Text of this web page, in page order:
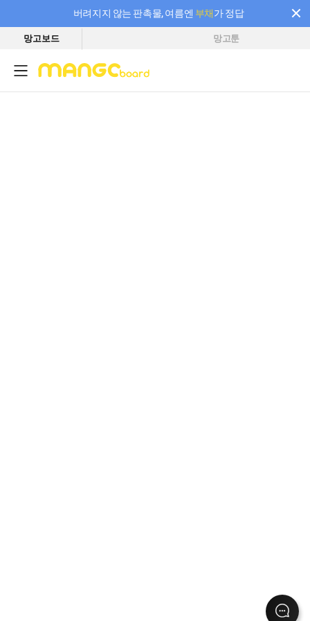
버려지지 않는 판촉물, 여름엔 부채가 정답
필요한 만큼 충전하고 끊김 없이 작업하세요! 새로워진 AI 부스터 요금제
망고보드 망고툰